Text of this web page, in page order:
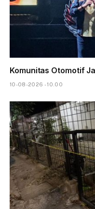
Komunitas Otomotif
10-08-2026 - 10.00